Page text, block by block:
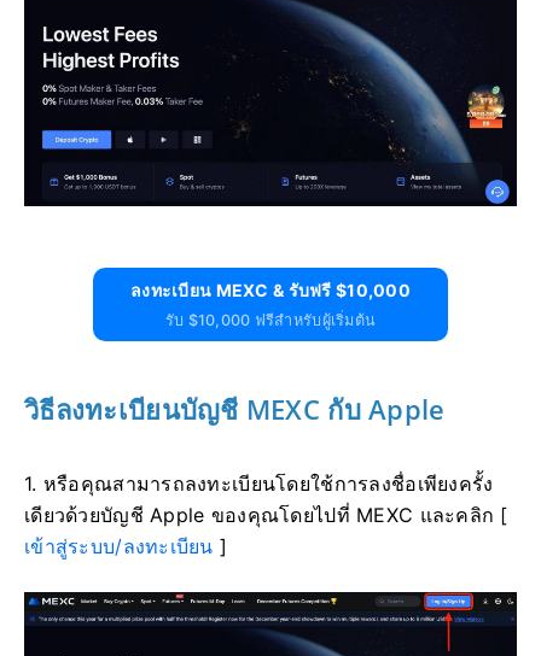
ลงทะเบียน MEXC & รับฟรี $10,000
รับ $10,000 ฟรีสำหรับผู้เริ่มต้น
วิธีลงทะเบียนบัญชี MEXC กับ Apple
1. หรือคุณสามารถลงทะเบียนโดยใช้การลงชื่อเพียงครั้ง
เดียวด้วยบัญชี Apple ของคุณโดยไปที่ MEXC และคลิก [
เข้าสู่ระบบ/ลงทะเบียน ]